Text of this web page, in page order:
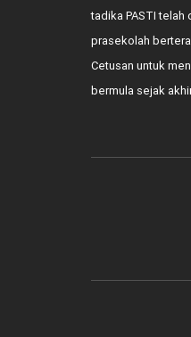
tadika PASTI
prasekolah
Cetusan untuk
bermula sejak